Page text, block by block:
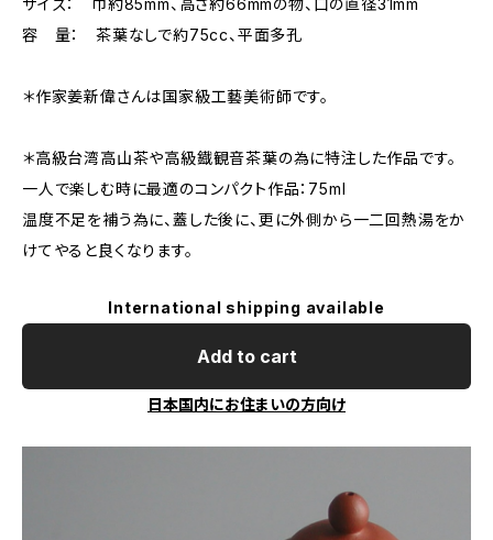
サイズ： 巾約85mm、高さ約66mmの物、口の直径31mm
容 量： 茶葉なしで約75cc、平面多孔
＊作家姜新偉さんは国家級工藝美術師です。
＊高級台湾高山茶や高級鐡観音茶葉の為に特注した作品です。
一人で楽しむ時に最適のコンパクト作品：75ml
温度不足を補う為に、蓋した後に、更に外側から一二回熱湯をか
けてやると良くなります。
International shipping available
Add to cart
日本国内にお住まいの方向け